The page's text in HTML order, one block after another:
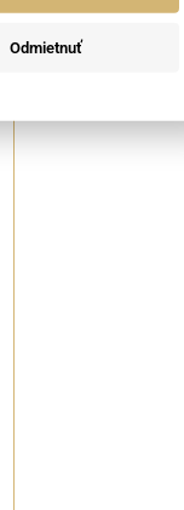
Odmietnuť